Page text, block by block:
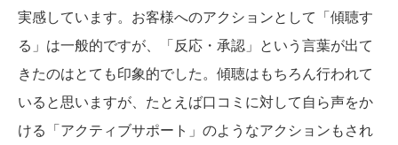
実感しています。お客様へのアクションとして「傾聴す
る」は一般的ですが、「反応・承認」という言葉が出て
きたのはとても印象的でした。傾聴はもちろん行われて
いると思いますが、たとえば口コミに対して自ら声をか
ける「アクティブサポート」のようなアクションもされ